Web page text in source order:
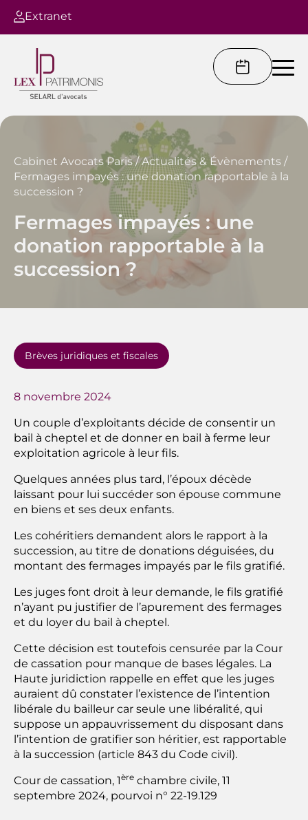
Extranet
Cabinet Avocats Paris/Actualités & Évènements /
Fermages impayés : une donation rapportable à la
succession ?
Fermages impayés : une
donation rapportable à la
succession ?
Brèves juridiques et fiscales
8 novembre 2024
Un couple d’exploitants décide de consentir un
bail à cheptel et de donner en bail à ferme leur
exploitation agricole à leur fils.
Quelques années plus tard, l’époux décède
laissant pour lui succéder son épouse commune
en biens et ses deux enfants.
Les cohéritiers demandent alors le rapport à la
succession, au titre de donations déguisées, du
montant des fermages impayés par le fils gratifié.
Les juges font droit à leur demande, le fils gratifié
n’ayant pu justifier de l’apurement des fermages
et du loyer du bail à cheptel.
Cette décision est toutefois censurée par la Cour
de cassation pour manque de bases légales. La
Haute juridiction rappelle en effet que les juges
auraient dû constater l’existence de l’intention
libérale du bailleur car seule une libéralité, qui
suppose un appauvrissement du disposant dans
l’intention de gratifier son héritier, est rapportable
à la succession (article 843 du Code civil).
Cour de cassation, 1ère chambre civile, 11
septembre 2024, pourvoi n° 22-19.129